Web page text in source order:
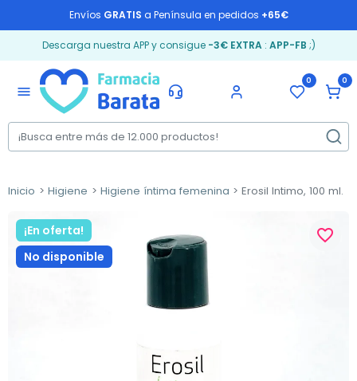
Envíos GRATIS a Península en pedidos +65€
Descarga nuestra APP y consigue -3€ EXTRA: APP-FB ;)
menu
0 0
Inicio Higiene Higiene íntima femenina Erosil Intimo, 100 ml.
¡En oferta!
No disponible
favorite_border